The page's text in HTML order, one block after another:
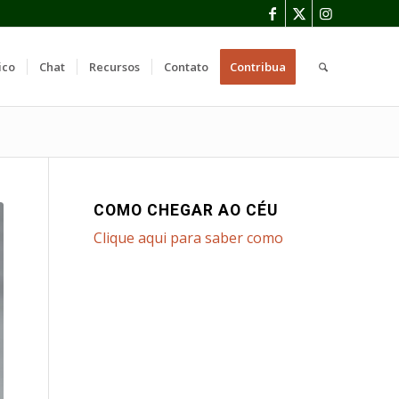
Chat Recursos Contato Contribua
COMO CHEGAR AO CÉU
Clique aqui para saber como